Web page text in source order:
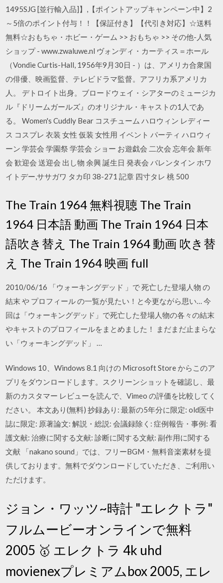
1495SJG [並行輸入品]】,【ポイントアップキャンペーン中】2
～5倍のポイント付与！！【保証付き】【代引き対応】☆送料
無料☆おもちゃ・ホビー・ゲーム >> おもちゃ >> その他-人気
ショップ - www.zwaluwe.nl ヴォンディ・カーティス＝ホール
（Vondie Curtis-Hall, 1956年9月30日 - ）は、アメリカ合衆国
の俳優、映画監督、テレビドラマ監督。アフリカ系アメリカ
人。 デトロイト出身。ブロードウェイ・シアターのミュージカ
ル『ドリームガールズ』のオリジナル・キャストの1人であ
る。 Women's Cuddly Bear コスチューム ハロウィン レディー
ス コスプレ 衣装 女性 仮装 女性用 イベント パーティ ハロウィ
ーン 学芸会 学園祭 学芸会 ショー お遊戯会 二次会 忘年会 新年
会 歓迎会 送迎会 出し物 余興 誕生日 発表会 バレンタイン ホワ
イトデー,ササガワ タカ印 38-271 記章 四寸タレ 桃 500
The Train 1964 無料視聴 The Train
1964 日本語 動画 The Train 1964 日本
語吹き替え The Train 1964 動画 吹き替
え The Train 1964 映画 full
2010/06/16 「ウォーキングデッド 」で 死亡した登場人物 の
結末 や プロフィール の一覧が見たい！と今更ながら思い… 今
回は「ウォーキングデッド」で死亡した登場人物の各々の結末
やキャストのプロフィールをまとめました！ まだまだ止まらな
い「ウォーキングデッド」 …
Windows 10、Windows 8.1 向けの Microsoft Store からこのア
プリをダウンロードします。スクリーンショットを確認し、最
新のカスタマー レビューを読んで、Vimeo の評価を比較してく
ださい。 本文あり(無料) 抄録あり: 最新の5年分に限定: old医中
誌に限定: 原著論文: 解説・総説: 会議録除く: 症例報告・事例: 看
護文献: 治療に関する文献: 診断に関する文献: 副作用に関する
文献 「nakano sound」では、フリーBGM・無料音楽素材を提
供しております。無料でダウンロードしていただき、ご利用い
ただけます。
ジョン・ワッツ~時計 "エレクトラ"
フルムービーオンラインで無料
2005 🥇 エレクトラ 4k uhd
movienexプレミアムbox 2005, エレ